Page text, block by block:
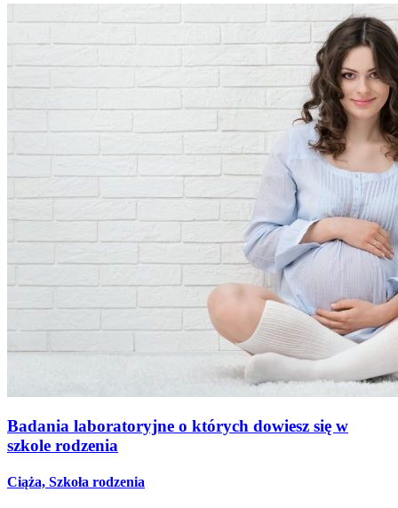
Badania laboratoryjne o których dowiesz się w
szkole rodzenia
Ciąża, Szkoła rodzenia